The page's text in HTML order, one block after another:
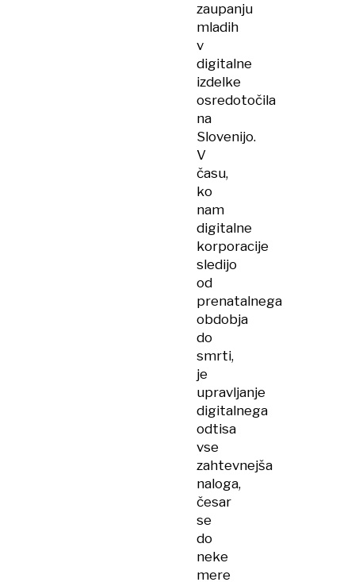
zaupanju
mladih
v
digitalne
izdelke
osredotočila
na
Slovenijo.
V
času,
ko
nam
digitalne
korporacije
sledijo
od
prenatalnega
obdobja
do
smrti,
je
upravljanje
digitalnega
odtisa
vse
zahtevnejša
naloga,
česar
se
do
neke
mere